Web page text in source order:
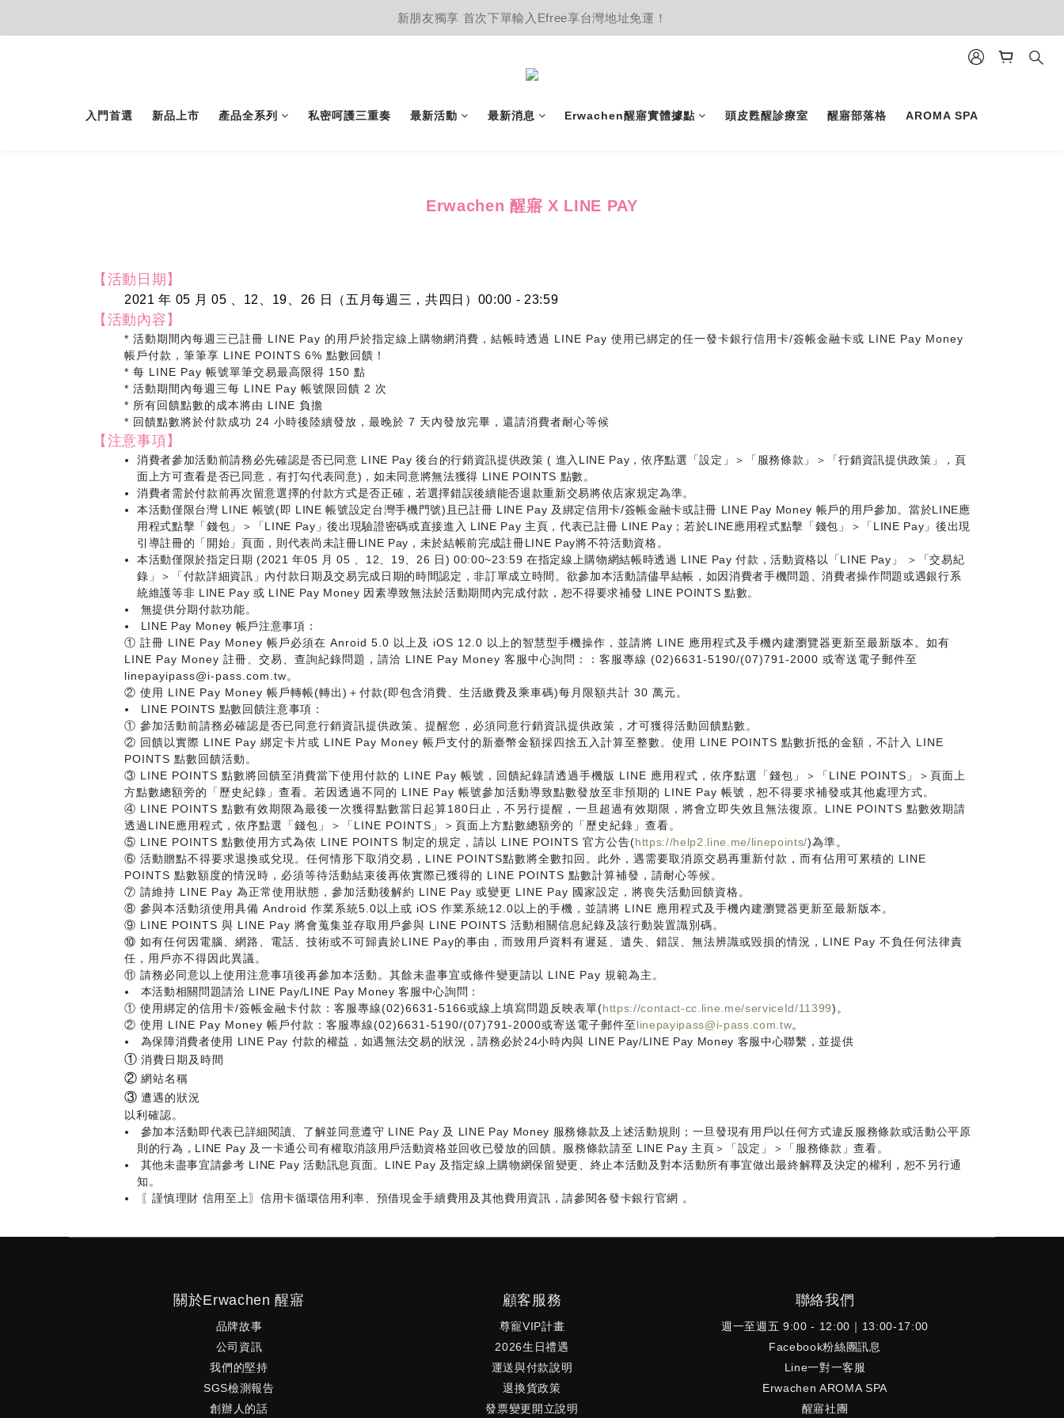
新朋友獨享 首次下單輸入Efree享台灣地址免運！
入門首選 新品上市 產品全系列 私密呵護三重奏 最新活動 最新消息 Erwachen醒寤實體據點 頭皮甦醒診療室 醒寤部落格 AROMA SPA
Erwachen 醒寤 X LINE PAY
【活動日期】
2021 年 05 月 05 、12、19、26 日（五月每週三，共四日）00:00 - 23:59
【活動內容】
* 活動期間內每週三已註冊 LINE Pay 的用戶於指定線上購物網消費，結帳時透過 LINE Pay 使用已綁定的任一發卡銀行信用卡/簽帳金融卡或 LINE Pay Money
帳戶付款，筆筆享 LINE POINTS 6% 點數回饋！
* 每 LINE Pay 帳號單筆交易最高限得 150 點
* 活動期間內每週三每 LINE Pay 帳號限回饋 2 次
* 所有回饋點數的成本將由 LINE 負擔
* 回饋點數將於付款成功 24 小時後陸續發放，最晚於 7 天內發放完畢，還請消費者耐心等候
【注意事項】
消費者參加活動前請務必先確認是否已同意 LINE Pay 後台的行銷資訊提供政策 ( 進入LINE Pay，依序點選「設定」＞「服務條款」＞「行銷資訊提供政策」，頁
面上方可查看是否已同意，有打勾代表同意)，如未同意將無法獲得 LINE POINTS 點數。
消費者需於付款前再次留意選擇的付款方式是否正確，若選擇錯誤後續能否退款重新交易將依店家規定為準。
本活動僅限台灣 LINE 帳號(即 LINE 帳號設定台灣手機門號)且已註冊 LINE Pay 及綁定信用卡/簽帳金融卡或註冊 LINE Pay Money 帳戶的用戶參加。當於LINE應
用程式點擊「錢包」＞「LINE Pay」後出現驗證密碼或直接進入 LINE Pay 主頁，代表已註冊 LINE Pay；若於LINE應用程式點擊「錢包」＞「LINE Pay」後出現
引導註冊的「開始」頁面，則代表尚未註冊LINE Pay，未於結帳前完成註冊LINE Pay將不符活動資格。
本活動僅限於指定日期 (2021 年05 月 05 、12、19、26 日) 00:00~23:59 在指定線上購物網結帳時透過 LINE Pay 付款，活動資格以「LINE Pay」 ＞「交易紀
錄」＞「付款詳細資訊」內付款日期及交易完成日期的時間認定，非訂單成立時間。欲參加本活動請儘早結帳，如因消費者手機問題、消費者操作問題或遇銀行系
統維護等非 LINE Pay 或 LINE Pay Money 因素導致無法於活動期間內完成付款，恕不得要求補發 LINE POINTS 點數。
無提供分期付款功能。
LINE Pay Money 帳戶注意事項：
① 註冊 LINE Pay Money 帳戶必須在 Anroid 5.0 以上及 iOS 12.0 以上的智慧型手機操作，並請將 LINE 應用程式及手機內建瀏覽器更新至最新版本。如有
LINE Pay Money 註冊、交易、查詢紀錄問題，請洽 LINE Pay Money 客服中心詢問：：客服專線 (02)6631-5190/(07)791-2000 或寄送電子郵件至
linepayipass@i-pass.com.tw。
② 使用 LINE Pay Money 帳戶轉帳(轉出)＋付款(即包含消費、生活繳費及乘車碼)每月限額共計 30 萬元。
LINE POINTS 點數回饋注意事項：
① 參加活動前請務必確認是否已同意行銷資訊提供政策。提醒您，必須同意行銷資訊提供政策，才可獲得活動回饋點數。
② 回饋以實際 LINE Pay 綁定卡片或 LINE Pay Money 帳戶支付的新臺幣金額採四捨五入計算至整數。使用 LINE POINTS 點數折抵的金額，不計入 LINE
POINTS 點數回饋活動。
③ LINE POINTS 點數將回饋至消費當下使用付款的 LINE Pay 帳號，回饋紀錄請透過手機版 LINE 應用程式，依序點選「錢包」＞「LINE POINTS」＞頁面上
方點數總額旁的「歷史紀錄」查看。若因透過不同的 LINE Pay 帳號參加活動導致點數發放至非預期的 LINE Pay 帳號，恕不得要求補發或其他處理方式。
④ LINE POINTS 點數有效期限為最後一次獲得點數當日起算180日止，不另行提醒，一旦超過有效期限，將會立即失效且無法復原。LINE POINTS 點數效期請
透過LINE應用程式，依序點選「錢包」＞「LINE POINTS」＞頁面上方點數總額旁的「歷史紀錄」查看。
⑤ LINE POINTS 點數使用方式為依 LINE POINTS 制定的規定，請以 LINE POINTS 官方公告(https://help2.line.me/linepoints/)為準。
⑥ 活動贈點不得要求退換或兌現。任何情形下取消交易，LINE POINTS點數將全數扣回。此外，遇需要取消原交易再重新付款，而有佔用可累積的 LINE
POINTS 點數額度的情況時，必須等待活動結束後再依實際已獲得的 LINE POINTS 點數計算補發，請耐心等候。
⑦ 請維持 LINE Pay 為正常使用狀態，參加活動後解約 LINE Pay 或變更 LINE Pay 國家設定，將喪失活動回饋資格。
⑧ 參與本活動須使用具備 Android 作業系統5.0以上或 iOS 作業系統12.0以上的手機，並請將 LINE 應用程式及手機內建瀏覽器更新至最新版本。
⑨ LINE POINTS 與 LINE Pay 將會蒐集並存取用戶參與 LINE POINTS 活動相關信息紀錄及該行動裝置識別碼。
⑩ 如有任何因電腦、網路、電話、技術或不可歸責於LINE Pay的事由，而致用戶資料有遲延、遺失、錯誤、無法辨識或毀損的情況，LINE Pay 不負任何法律責
任，用戶亦不得因此異議。
⑪ 請務必同意以上使用注意事項後再參加本活動。其餘未盡事宜或條件變更請以 LINE Pay 規範為主。
本活動相關問題請洽 LINE Pay/LINE Pay Money 客服中心詢問：
① 使用綁定的信用卡/簽帳金融卡付款：客服專線(02)6631-5166或線上填寫問題反映表單(https://contact-cc.line.me/serviceId/11399)。
② 使用 LINE Pay Money 帳戶付款：客服專線(02)6631-5190/(07)791-2000或寄送電子郵件至linepayipass@i-pass.com.tw。
為保障消費者使用 LINE Pay 付款的權益，如遇無法交易的狀況，請務必於24小時內與 LINE Pay/LINE Pay Money 客服中心聯繫，並提供
①消費日期及時間
②網站名稱
③遭遇的狀況
以利確認。
參加本活動即代表已詳細閱讀、了解並同意遵守 LINE Pay 及 LINE Pay Money 服務條款及上述活動規則；一旦發現有用戶以任何方式違反服務條款或活動公平原
則的行為，LINE Pay 及一卡通公司有權取消該用戶活動資格並回收已發放的回饋。服務條款請至 LINE Pay 主頁＞「設定」＞「服務條款」查看。
其他未盡事宜請參考 LINE Pay 活動訊息頁面。LINE Pay 及指定線上購物網保留變更、終止本活動及對本活動所有事宜做出最終解釋及決定的權利，恕不另行通
知。
〖謹慎理財 信用至上〗信用卡循環信用利率、預借現金手續費用及其他費用資訊，請參閱各發卡銀行官網 。
關於Erwachen 醒寤
品牌故事
公司資訊
我們的堅持
SGS檢測報告
創辦人的話
顧客服務
尊寵VIP計畫
2026生日禮遇
運送與付款說明
退換貨政策
發票變更開立說明
聯絡我們
週一至週五 9:00 - 12:00｜13:00-17:00
Facebook粉絲團訊息
Line一對一客服
Erwachen AROMA SPA
醒寤社團